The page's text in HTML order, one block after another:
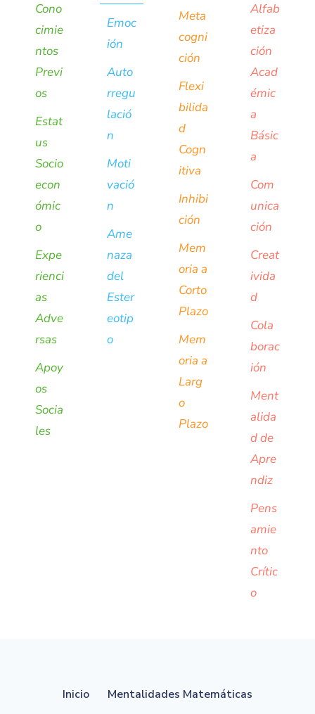
Cono
cimie
ntos
Previ
os
Estat
us
Socio
econ
ómic
o
Expe
rienci
as
Adve
rsas
Apoy
os
Socia
les
Emoc
ión
Auto
rregu
lació
n
Moti
vació
n
Ame
naza
del
Ester
eotip
o
Meta
cogni
ción
Flexi
bilida
d
Cogn
itiva
Inhibi
ción
Mem
oria a
Corto
Plazo
Mem
oria a
Larg
o
Plazo
Alfab
etiza
ción
Acad
émic
a
Básic
a
Com
unica
ción
Creat
ivida
d
Cola
borac
ión
Ment
alida
d de
Apre
ndiz
Pens
amie
nto
Crític
o
Inicio
Mentalidades Matemáticas